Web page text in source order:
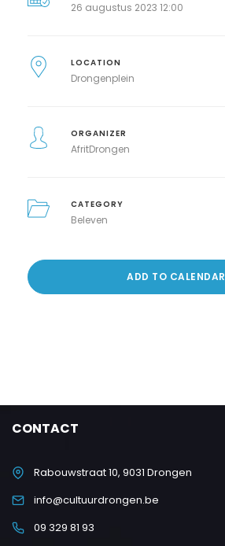
26 augustus 2023 12:00
LOCATION
Drongenplein
ORGANIZER
AfritDrongen
CATEGORY
Beleven
ADD TO CALENDAR
CONTACT
Rabouwstraat 10, 9031 Drongen
info@cultuurdrongen.be
09 329 81 93